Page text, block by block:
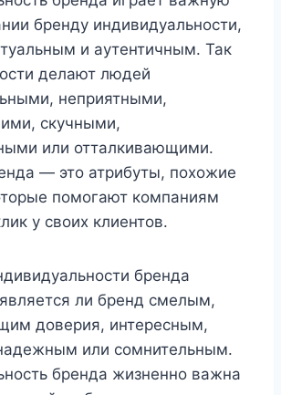
бренду индивидуальности,
и аутентичным. Так
делают людей
неприятными,
скучными,
или отталкивающими.
— это атрибуты, похожие
помогают компаниям
у своих клиентов.
бренда
ли бренд смелым,
доверия, интересным,
или сомнительным.
бренда жизненно важна